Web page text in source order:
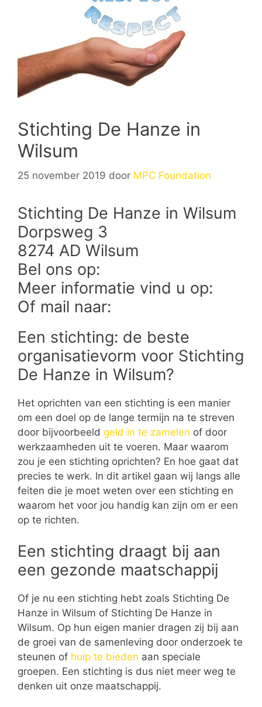
Stichting De Hanze in
Wilsum
25 november 2019 door MPC Foundation
Stichting De Hanze in Wilsum
Dorpsweg 3
8274 AD Wilsum
Bel ons op:
Meer informatie vind u op:
Of mail naar:
Een stichting: de beste
organisatievorm voor Stichting
De Hanze in Wilsum?
Het oprichten van een stichting is een manier
om een doel op de lange termijn na te streven
door bijvoorbeeld geld in te zamelen of door
werkzaamheden uit te voeren. Maar waarom
zou je een stichting oprichten? En hoe gaat dat
precies te werk. In dit artikel gaan wij langs alle
feiten die je moet weten over een stichting en
waarom het voor jou handig kan zijn om er een
op te richten.
Een stichting draagt bij aan
een gezonde maatschappij
Of je nu een stichting hebt zoals Stichting De
Hanze in Wilsum of Stichting De Hanze in
Wilsum. Op hun eigen manier dragen zij bij aan
de groei van de samenleving door onderzoek te
steunen of hulp te bieden aan speciale
groepen. Een stichting is dus niet meer weg te
denken uit onze maatschappij.